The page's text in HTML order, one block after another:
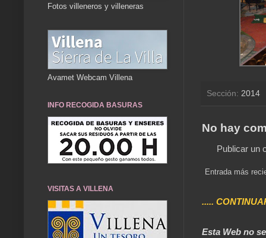
Sección: 2014
No hay
Publicar un
Entrada más
.....
Esta Web no
Fotos villeneros y villeneras
Avamet Webcam Villena
INFO RECOGIDA BASURAS
VISITAS A VILLENA